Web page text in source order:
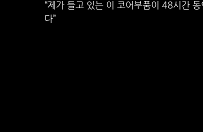
“제가 들고 있는 이 코어부품이 48시간
다”